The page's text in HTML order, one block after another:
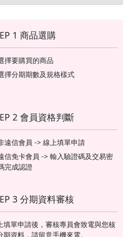
1 商品選購
擇要購買的商品
擇分期期數及規格樣式
2 會員資格判斷
遠信會員 -> 線上填單申請
信免卡會員 -> 輸入驗證碼及交易密
完成認證
3 分期資料審核
填單申請後，審核專員會致電與您核
期資料，請留意手機來電。